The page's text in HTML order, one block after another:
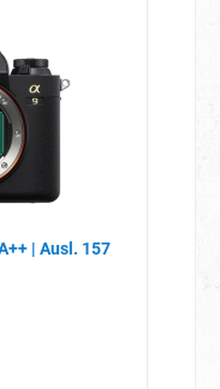
| Ausl. 157